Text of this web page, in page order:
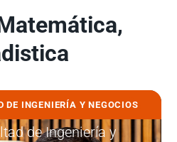
DE INGENIERÍA Y NEGOCIOS
de Ingeniería y